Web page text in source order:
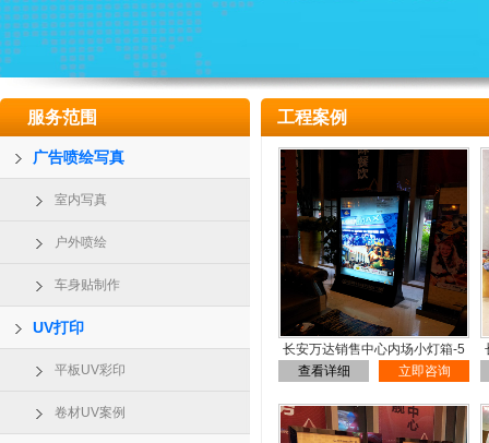
服务范围
广告喷绘写真
室内写真
户外喷绘
车身贴制作
UV打印
平板UV彩印
卷材UV案例
工程案例
长安万达销售中心内场小灯箱-5
查看详细
立即咨询